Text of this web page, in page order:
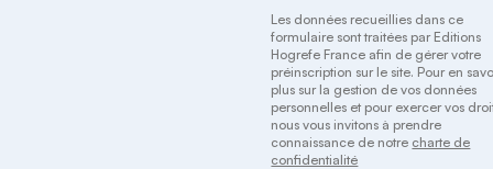
Les données recueillies dans ce
formulaire sont traitées par Editions
Hogrefe France afin de gérer votre
préinscription sur le site. Pour en
plus sur la gestion de vos données
personnelles et pour exercer vos
nous vous invitons à prendre
connaissance de notre charte de
confidentialité